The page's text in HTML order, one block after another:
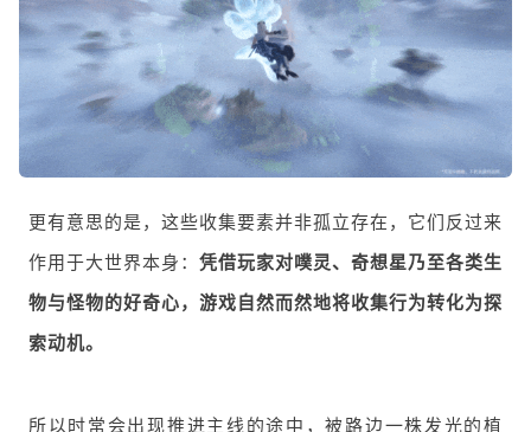
更有意思的是，这些收集要素并非孤立存在，它们反过来
作用于大世界本身： 凭借玩家对噗灵、奇想星乃至各类生
物与怪物的好奇心，游戏自然而然地将收集行为转化为探
索动机。
所以时常会出现推进主线的途中，被路边一株发光的植